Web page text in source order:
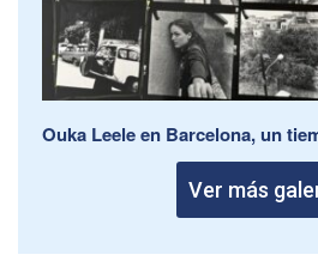
Ouka Leele en Barcelona, un
Ver más